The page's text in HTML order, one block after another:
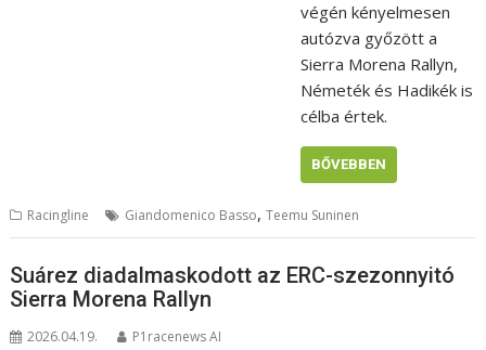
végén kényelmesen
autózva győzött a
Sierra Morena Rallyn,
Németék és Hadikék is
célba értek.
BŐVEBBEN
Racingline Giandomenico Basso,Teemu Suninen
Suárez diadalmaskodott az ERC-szezonnyitó
Sierra Morena Rallyn
2026.04.19. P1racenews AI